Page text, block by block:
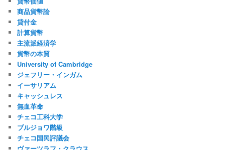
商品貨幣論
貸付金
計算貨幣
主流派経済学
貨幣の本質
University of Cambridge
ジェフリー・インガム
イーサリアム
キャッシュレス
無血革命
チェコ工科大学
ブルジョワ階級
チェコ国民評議会